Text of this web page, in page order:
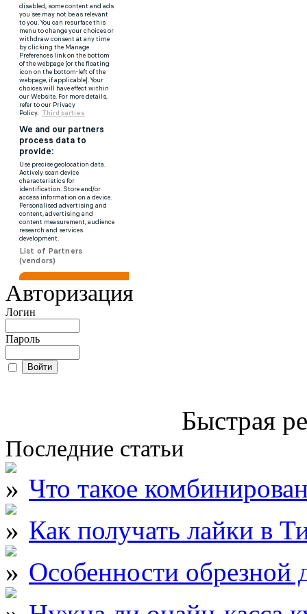
Авторизация
Логин
Пароль
Быстрая
Последние статьи
Что такое
Как получать лайки в
Особенности обрезной